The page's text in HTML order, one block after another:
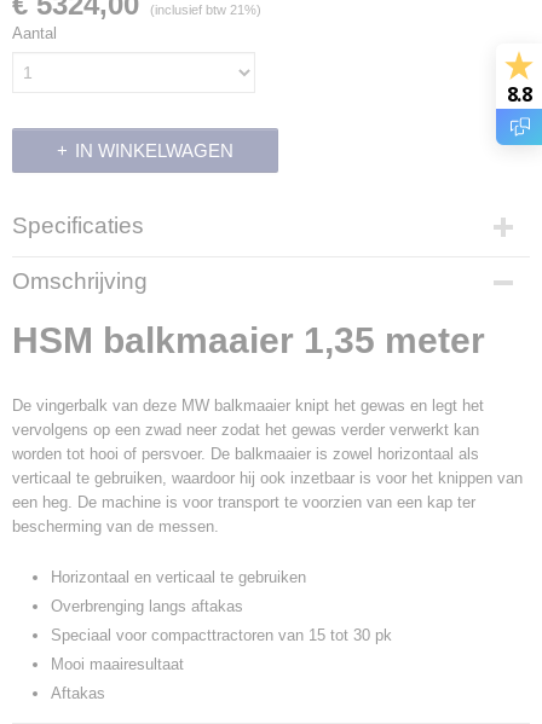
(inclusief btw 21%)
Aantal
IN WINKELWAGEN
Specificaties
Productcode leverancier
135
Omschrijving
HSM balkmaaier 1,35 meter
De vingerbalk van deze MW balkmaaier knipt het gewas en legt het
vervolgens op een zwad neer zodat het gewas verder verwerkt kan
worden tot hooi of persvoer. De balkmaaier is zowel horizontaal als
verticaal te gebruiken, waardoor hij ook inzetbaar is voor het knippen van
een heg. De machine is voor transport te voorzien van een kap ter
bescherming van de messen.
Horizontaal en verticaal te gebruiken
Overbrenging langs aftakas
Speciaal voor compacttractoren van 15 tot 30 pk
Mooi maairesultaat
Aftakas
8.8